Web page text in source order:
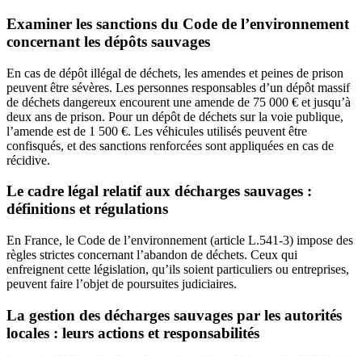
Examiner les sanctions du Code de l’environnement
concernant les dépôts sauvages
En cas de dépôt illégal de déchets, les amendes et peines de prison
peuvent être sévères. Les personnes responsables d’un dépôt massif
de déchets dangereux encourent une amende de 75 000 € et jusqu’à
deux ans de prison. Pour un dépôt de déchets sur la voie publique,
l’amende est de 1 500 €. Les véhicules utilisés peuvent être
confisqués, et des sanctions renforcées sont appliquées en cas de
récidive.
Le cadre légal relatif aux décharges sauvages :
définitions et régulations
En France, le Code de l’environnement (article L.541-3) impose des
règles strictes concernant l’abandon de déchets. Ceux qui
enfreignent cette législation, qu’ils soient particuliers ou entreprises,
peuvent faire l’objet de poursuites judiciaires.
La gestion des décharges sauvages par les autorités
locales : leurs actions et responsabilités